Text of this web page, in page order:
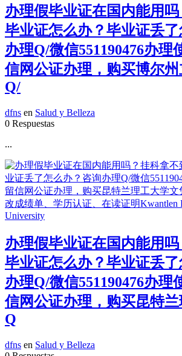
办理假毕业证在国内能用
毕业证怎么办？毕业证丢
办理Q/微信551190476办理
信网公证办理，购买博尔
Q/
dfns en Salud y Belleza
0 Respuestas
...
办理假毕业证在国内能用
毕业证怎么办？毕业证丢
办理Q/微信551190476办理
信网公证办理，购买昆特
Q
dfns en Salud y Belleza